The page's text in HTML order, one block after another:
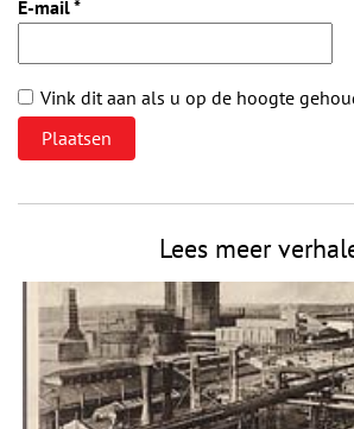
E-mail*
Vink dit aan als u op de hoogte
Lees meer